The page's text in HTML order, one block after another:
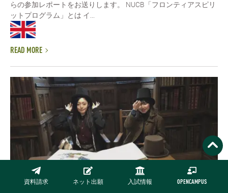
資料請求 ネット出願 入試情報 OPENCAMPUS
らの参加レポートをお送りします。 NUCB「フロンティアスピリ
ットプログラム」とは イ...
READ MORE